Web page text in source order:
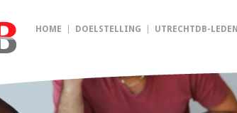
HOME DOELSTELLING UTRECHTDB-LEDEN